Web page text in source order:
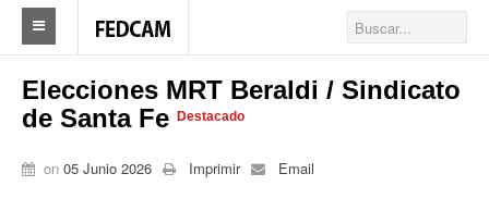
Home
Federacion
Federación
Elecciones MRT Beraldi / Sindicato
de Santa Fe
Destacado
on 05 Junio 2026 Imprimir Email